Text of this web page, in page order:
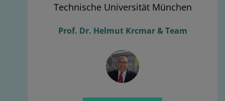
Technische Universität München
Prof. Dr. Helmut Krcmar & Team